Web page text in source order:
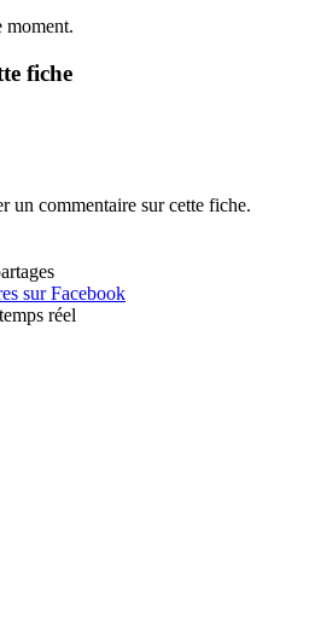
moment.
fiche
un commentaire sur cette fiche.
sur Facebook
réel